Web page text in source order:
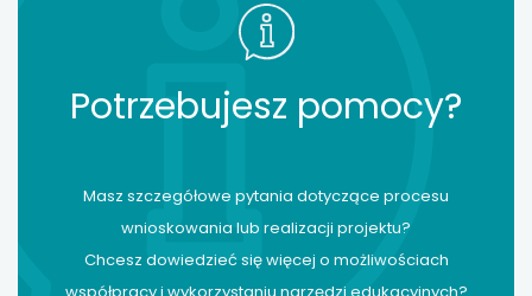
Potrzebujesz pomocy?
Masz szczegółowe pytania dotyczące procesu
wnioskowania lub realizacji projektu?
Chcesz dowiedzieć się więcej o możliwościach